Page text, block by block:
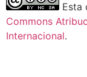
Esta
Commons
Internacional.